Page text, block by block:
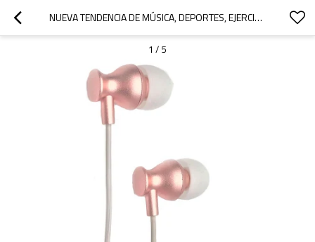
NUEVA TENDENCIA DE MÚSICA, DEPORTES, EJERCICIO, AURICULAR PARA OREJAS PEQUEÑAS
1 / 5